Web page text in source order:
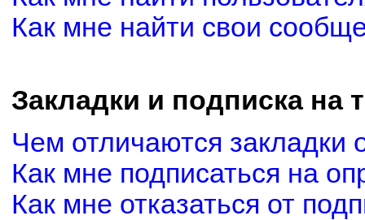
Как мне найти свои
Закладки и подписка на
Чем отличаются закладки
Как мне подписаться на
Как мне отказаться от